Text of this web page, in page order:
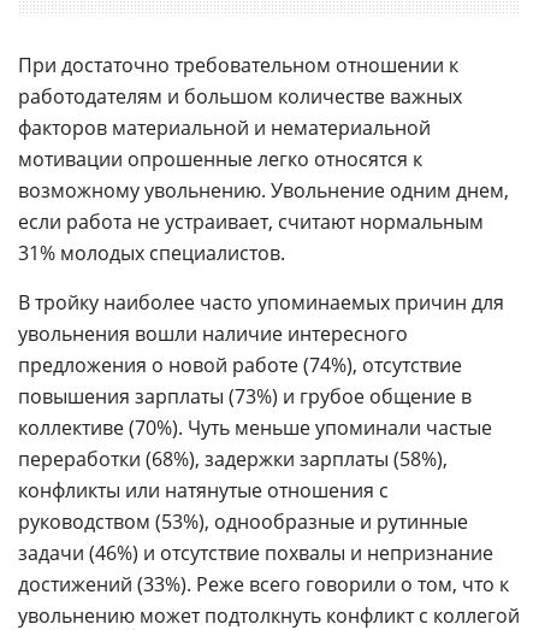
При достаточно требовательном отношении к
работодателям и большом количестве важных
факторов материальной и нематериальной
мотивации опрошенные легко относятся к
возможному увольнению. Увольнение одним днем,
если работа не устраивает, считают нормальным
31% молодых специалистов.
В тройку наиболее часто упоминаемых причин для
увольнения вошли наличие интересного
предложения о новой работе (74%), отсутствие
повышения зарплаты (73%) и грубое общение в
коллективе (70%). Чуть меньше упоминали частые
переработки (68%), задержки зарплаты (58%),
конфликты или натянутые отношения с
руководством (53%), однообразные и рутинные
задачи (46%) и отсутствие похвалы и непризнание
достижений (33%). Реже всего говорили о том, что к
увольнению может подтолкнуть конфликт с коллегой